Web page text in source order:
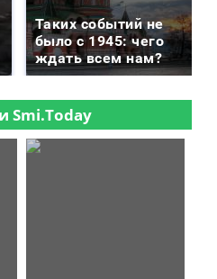
Таких событий не
было с 1945: чего
ждать всем нам?